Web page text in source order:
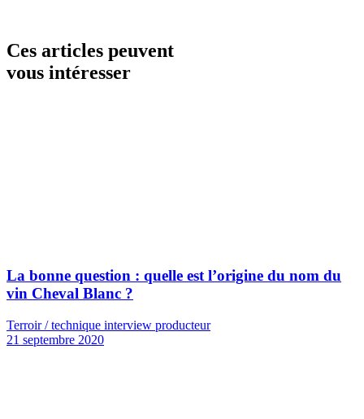
Ces articles peuvent
vous intéresser
La bonne question : quelle est l’origine du nom du
vin Cheval Blanc ?
Terroir / technique interview producteur
21 septembre 2020